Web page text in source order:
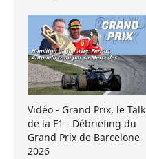
Vidéo - Grand Prix, le Talk
de la F1 - Débriefing du
Grand Prix de Barcelone
2026